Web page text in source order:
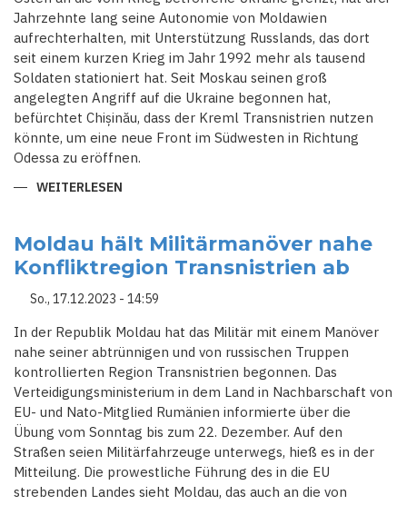
Jahrzehnte lang seine Autonomie von Moldawien
aufrechterhalten, mit Unterstützung Russlands, das dort
seit einem kurzen Krieg im Jahr 1992 mehr als tausend
Soldaten stationiert hat. Seit Moskau seinen groß
angelegten Angriff auf die Ukraine begonnen hat,
befürchtet Chișinău, dass der Kreml Transnistrien nutzen
könnte, um eine neue Front im Südwesten in Richtung
Odessa zu eröffnen.
WEITERLESEN
MOLDAUS
BITTEN
RUSSLAND
UM
Moldau hält Militärmanöver nahe
Konfliktregion Transnistrien ab
So., 17.12.2023 - 14:59
In der Republik Moldau hat das Militär mit einem Manöver
nahe seiner abtrünnigen und von russischen Truppen
kontrollierten Region Transnistrien begonnen. Das
Verteidigungsministerium in dem Land in Nachbarschaft von
EU- und Nato-Mitglied Rumänien informierte über die
Übung vom Sonntag bis zum 22. Dezember. Auf den
Straßen seien Militärfahrzeuge unterwegs, hieß es in der
Mitteilung. Die prowestliche Führung des in die EU
strebenden Landes sieht Moldau, das auch an die von